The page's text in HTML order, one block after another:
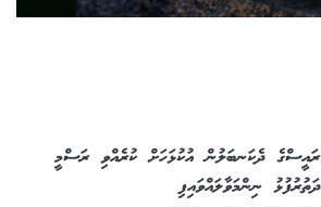
ރައީސްގެ ދެކަނބަލުން އުކުޅަހަށް ކުރެއްވި ރަސްމީ
ދަތުރުފުޅު ނިންމަވާލައްވައިފި